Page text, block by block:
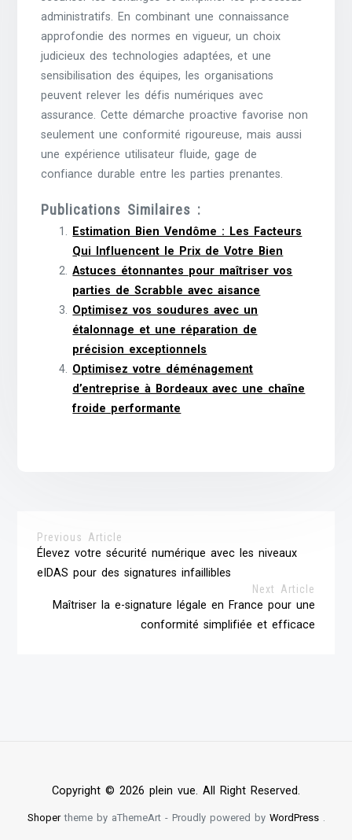
administratifs. En combinant une connaissance
approfondie des normes en vigueur, un choix
judicieux des technologies adaptées, et une
sensibilisation des équipes, les organisations
peuvent relever les défis numériques avec
assurance. Cette démarche proactive favorise non
seulement une conformité rigoureuse, mais aussi
une expérience utilisateur fluide, gage de
confiance durable entre les parties prenantes.
Publications Similaires :
Estimation Bien Vendôme : Les Facteurs
Qui Influencent le Prix de Votre Bien
Astuces étonnantes pour maîtriser vos
parties de Scrabble avec aisance
Optimisez vos soudures avec un
étalonnage et une réparation de
précision exceptionnels
Optimisez votre déménagement
d’entreprise à Bordeaux avec une chaîne
froide performante
Previous Article
Élevez votre sécurité numérique avec les niveaux
eIDAS pour des signatures infaillibles
Next Article
Maîtriser la e-signature légale en France pour une
conformité simplifiée et efficace
Copyright © 2026 plein vue. All Right Reserved.
Shopertheme by aThemeArt - Proudly powered by WordPress.